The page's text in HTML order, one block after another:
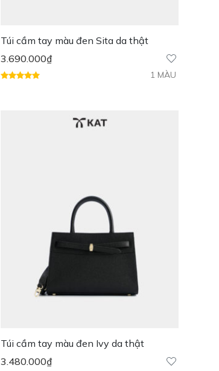
Túi cầm tay màu đen Sita da thật
3.690.000₫
1 MÀU
Túi cầm tay màu đen Ivy da thật
3.480.000₫